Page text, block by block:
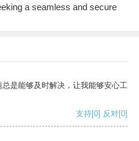
a seamless and secure
是能够及时解决，让我能够安心工
支持[0] 反对[0]